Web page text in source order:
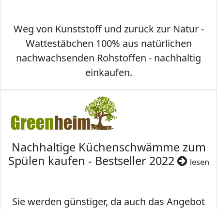
Weg von Kunststoff und zurück zur Natur -
Wattestäbchen 100% aus natürlichen
nachwachsenden Rohstoffen - nachhaltig
einkaufen.
Nachhaltige Küchenschwämme zum
Spülen kaufen - Bestseller 2022
lesen
Sie werden günstiger, da auch das Angebot